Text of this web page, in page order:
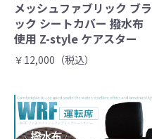
メッシュファブリック ブラ
ック シートカバー 撥水布
使用 Z-style ケアスター
￥12,000（税込）